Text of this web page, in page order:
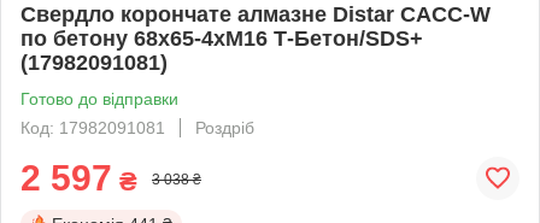
Свердло корончате алмазне Distar САСС-W
по бетону 68x65-4xМ16 Т-Бетон/SDS+
(17982091081)
Готово до відправки
Код: 17982091081
Роздріб
2 597 ₴ 3 038 ₴